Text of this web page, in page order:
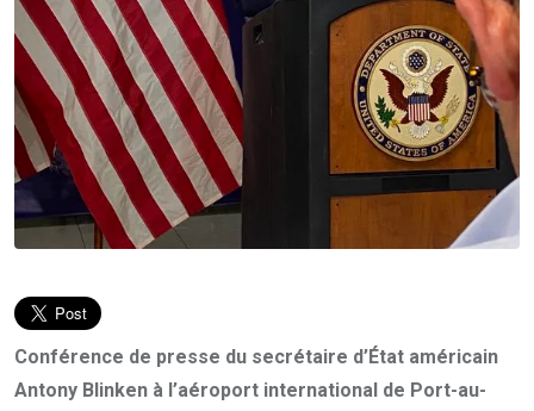
Conférence de presse du secrétaire d’État américain
Antony Blinken à l’aéroport international de Port-au-